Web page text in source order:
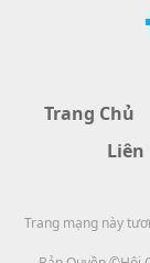
Dấu Tích Văn Hóa
Trang Chủ
Liên
Trang mạng này